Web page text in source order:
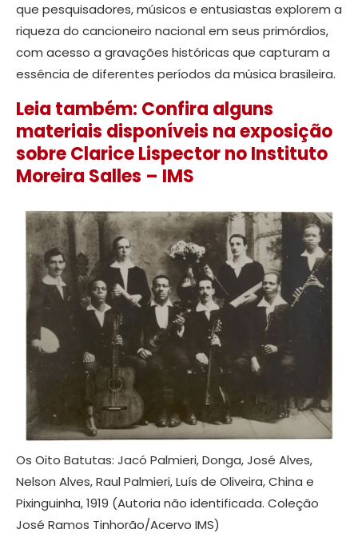
que pesquisadores, músicos e entusiastas explorem a
riqueza do cancioneiro nacional em seus primórdios,
com acesso a gravações históricas que capturam a
essência de diferentes períodos da música brasileira.
Leia também: Confira alguns
materiais disponíveis na exposição
sobre Clarice Lispector no Instituto
Moreira Salles – IMS
Os Oito Batutas: Jacó Palmieri, Donga, José Alves,
Nelson Alves, Raul Palmieri, Luís de Oliveira, China e
Pixinguinha, 1919 (Autoria não identificada. Coleção
José Ramos Tinhorão/Acervo IMS)